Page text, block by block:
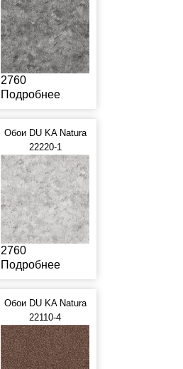
2760
Подробнее
Обои DU KA Natura
22220-1
2760
Подробнее
Обои DU KA Natura
22110-4